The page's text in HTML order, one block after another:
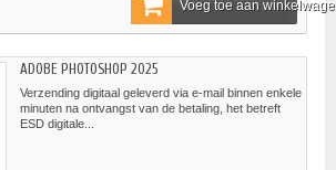
Voeg toe aan
ADOBE PHOTOSHOP 2025
Verzending digitaal geleverd via e-mail binnen enkele
minuten na ontvangst van de betaling, het betreft
ESD digitale...